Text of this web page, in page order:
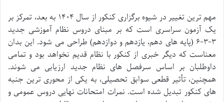
مهم ترین تغییر در شیوه برگزاری کنکور از سال ۱۴۰۴ به بعد، تمرکز بر
یک آزمون سراسری است که بر مبنای دروس نظام آموزشی جدید
۳-۳-۶ (پایه های دهم، یازدهم و دوازدهم) طراحی می شود. این بدان
معناست که دیگر خبری از کنکور با نظام قدیم نخواهد بود و تمامی
داوطلبان بر اساس سرفصل های نظام جدید ارزیابی می شوند.
همچنین، تأثیر قطعی سوابق تحصیلی، به یکی از محوری ترین جنبه
های کنکور تبدیل شده است. نمرات امتحانات نهایی دروس عمومی و